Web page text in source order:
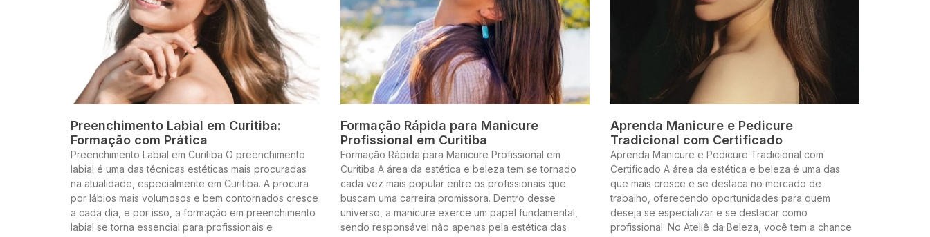
Preenchimento Labial em Curitiba:
Formação com Prática
Preenchimento Labial em Curitiba O preenchimento
labial é uma das técnicas estéticas mais procuradas
na atualidade, especialmente em Curitiba. A procura
por lábios mais volumosos e bem contornados cresce
a cada dia, e por isso, a formação em preenchimento
labial se torna essencial para profissionais e
Formação Rápida para Manicure
Profissional em Curitiba
Formação Rápida para Manicure Profissional em
Curitiba A área da estética e beleza tem se tornado
cada vez mais popular entre os profissionais que
buscam uma carreira promissora. Dentro desse
universo, a manicure exerce um papel fundamental,
sendo responsável não apenas pela estética das
Aprenda Manicure e Pedicure
Tradicional com Certificado
Aprenda Manicure e Pedicure Tradicional com
Certificado A área da estética e beleza é uma das
que mais cresce e se destaca no mercado de
trabalho, oferecendo oportunidades para quem
deseja se especializar e se destacar como
profissional. No Ateliê da Beleza, você tem a chance